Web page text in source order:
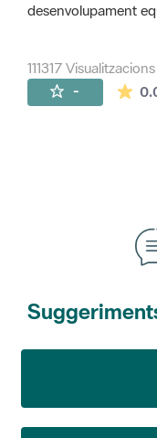
desenvolupament
111317 Visualitzacions
-